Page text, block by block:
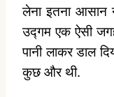
लेना इतना आसान
उद्गम एक ऐसी
पानी लाकर डाल
कुछ और थी.